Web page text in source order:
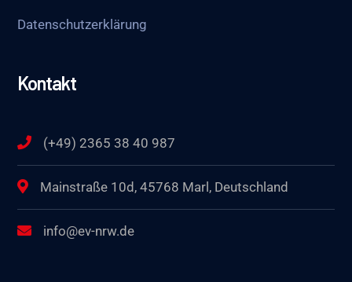
Datenschutzerklärung
Kontakt
(+49) 2365 38 40 987
Mainstraße 10d, 45768 Marl, Deutschland
info@ev-nrw.de